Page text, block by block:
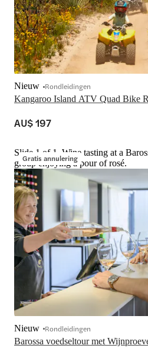
Kangaroo Island ATV Quad Bike
Nieuw Rondleidingen
AU$ 197
Gratis annulering
Slide 1 of 1, Wine tasting at a
group enjoying a pour of rosé.
Barossa voedseltour met
Nieuw Rondleidingen